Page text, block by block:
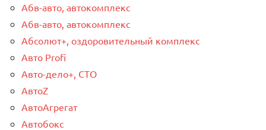
Абв-авто, автокомплекс
Абв-авто, автокомплекс
Абсолют+, оздоровительный комплекс
Авто Profi
Авто-дело+, СТО
АвтоZ
АвтоАгрегат
Автобокс